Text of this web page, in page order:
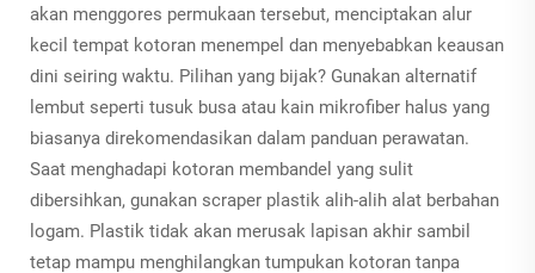
akan menggores permukaan tersebut, menciptakan alur
kecil tempat kotoran menempel dan menyebabkan keausan
dini seiring waktu. Pilihan yang bijak? Gunakan alternatif
lembut seperti tusuk busa atau kain mikrofiber halus yang
biasanya direkomendasikan dalam panduan perawatan.
Saat menghadapi kotoran membandel yang sulit
dibersihkan, gunakan scraper plastik alih-alih alat berbahan
logam. Plastik tidak akan merusak lapisan akhir sambil
tetap mampu menghilangkan tumpukan kotoran tanpa